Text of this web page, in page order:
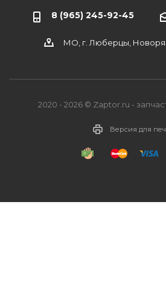
8 (965) 245-92-45
МО, г. Люберцы,
2020 - 2026 © Zaptor.ru -
Версия для